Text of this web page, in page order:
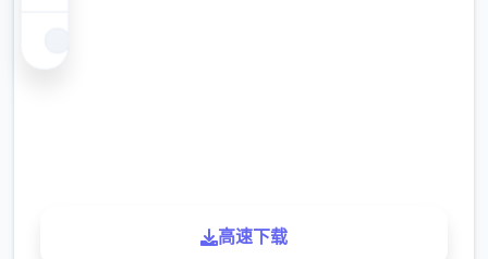
高速下载